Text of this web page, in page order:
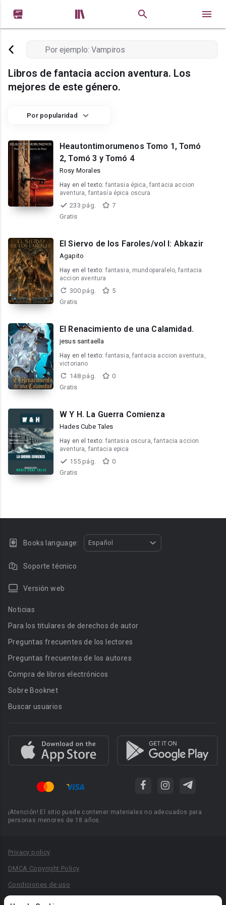
 
Libros de fantacia accion aventura. Los
mejores de este género.
Por popularidad
Heautontimorumenos Tomo 1, Tomó
2, Tomó 3 y Tomó 4
Rosy Morales
Hay en el texto: fantasia épica, fantacia accion
aventura, fantasía épica oscura
233 pág.
7
Gratis
El Siervo de los Faroles/vol I: Abkazir
Agapito
Hay en el texto: fantasia, mundoparalelo, fantacia
accion aventura
300 pág.
5
Gratis
El Renacimiento de una Calamidad.
jesus santaella
Hay en el texto: fantasia, fantacia accion aventura,
victoriano
148 pág.
0
Gratis
W Y H. La Guerra Comienza
Hades Cube Tales
Hay en el texto: fantasia oscura, fantacia accion
aventura, fantacia epica
155 pág.
0
Gratis
Books language: Español
Soporte técnico
Versión web
Noticias
Para los titulares de derechos de autor
Preguntas frecuentes de los lectores
Preguntas frecuentes de los autores
Compra de libros electrónicos
Sobre Booknet
Buscar usuarios
¡Atención! El sitio puede contener materiales no adecuados para
personas menores de 18 años.
Privacy policy
DMCA Copyright Policy
Condiciones de uso